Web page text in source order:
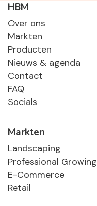
HBM
Over ons
Markten
Producten
Nieuws & agenda
Contact
FAQ
Socials
Markten
Landscaping
Professional Growing
E-Commerce
Retail